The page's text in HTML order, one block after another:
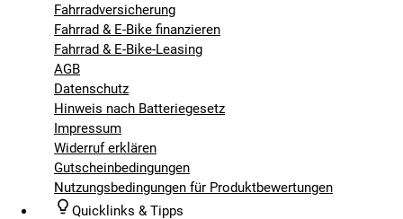
Fahrradversicherung
Fahrrad & E-Bike finanzieren
Fahrrad & E-Bike-Leasing
AGB
Datenschutz
Hinweis nach Batteriegesetz
Impressum
Widerruf erklären
Gutscheinbedingungen
Nutzungsbedingungen für Produktbewertungen
Quicklinks & Tipps